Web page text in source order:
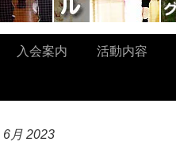
入会案内 活動内容
6月 2023